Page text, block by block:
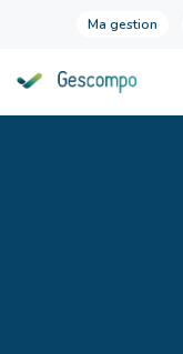
Ma gestion